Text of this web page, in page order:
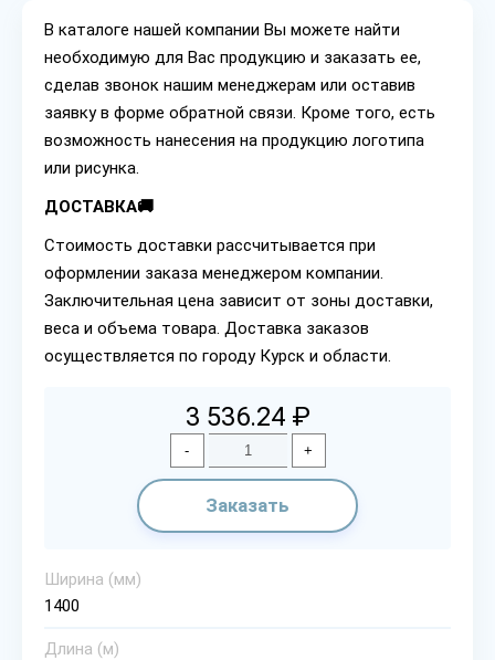
В каталоге нашей компании Вы можете найти
необходимую для Вас продукцию и заказать ее,
сделав звонок нашим менеджерам или оставив
заявку в форме обратной связи. Кроме того, есть
возможность нанесения на продукцию логотипа
или рисунка.
ДОСТАВКА🚚
Стоимость доставки рассчитывается при
оформлении заказа менеджером компании.
Заключительная цена зависит от зоны доставки,
веса и объема товара. Доставка заказов
осуществляется по городу Курск и области.
3 536.24 ₽
- +
Заказать
Ширина (мм)
1400
Длина (м)